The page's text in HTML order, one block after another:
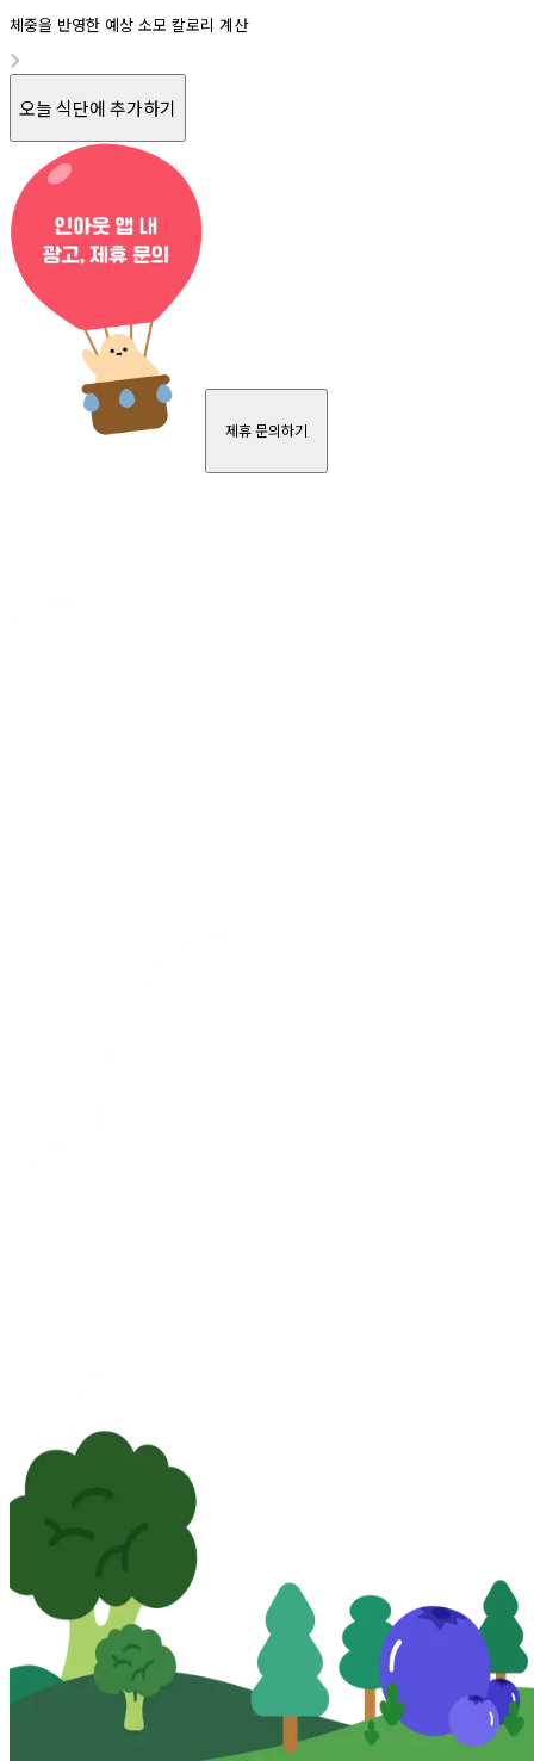
체중을 반영한 예상 소모 칼로리 계산
오늘 식단에 추가하기
제휴 문의하기